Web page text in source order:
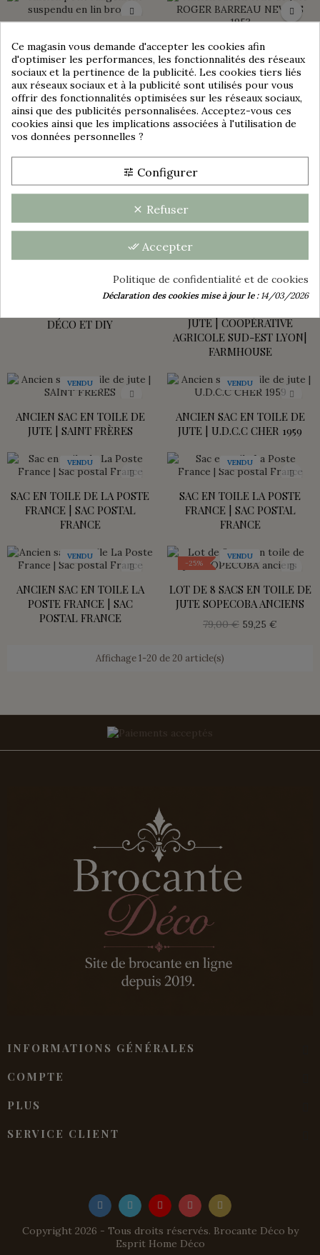
SUSPENDU EN LIN BRODÉ
FAIT MAIN
30,00 €
ANCIEN SAC EN TOILE DE
JUTE ROGER BARREAU
NEVERS 1953
29,00 €
ANCIEN SAC EN TOILE DE
20,00 €
ANCIENS SACS EN TOILE DE
JUTE | SOPECOBA | FONCÉ
OU DÉLAVÉ
Foncé Délavé
VENDU
SAC EN TOILE DE JUTE |
DÉCO ET DIY
VENDU
JUTE | COOPÉRATIVE
AGRICOLE SUD-EST LYON|
FARMHOUSE
VENDU
ANCIEN SAC EN TOILE DE
JUTE | SAINT FRÈRES
VENDU
ANCIEN SAC EN TOILE DE
JUTE | U.D.C.C CHER 1959
VENDU
SAC EN TOILE DE LA POSTE
FRANCE | SAC POSTAL
FRANCE
VENDU
SAC EN TOILE LA POSTE
FRANCE | SAC POSTAL
FRANCE
VENDU
ANCIEN SAC EN TOILE LA
POSTE FRANCE | SAC
POSTAL FRANCE
VENDU
-25%
LOT DE 8 SACS EN TOILE DE
JUTE SOPECOBA ANCIENS
79,00 € 59,25 €
Affichage 1-20 de 20 article(s)
INFORMATIONS GÉNÉRALES
COMPTE
PLUS
SERVICE CLIENT
Copyright 2026 - Tous droits réservés. Brocante Déco by
Esprit Home Déco
Ce magasin vous demande d'accepter les cookies afin
d'optimiser les performances, les fonctionnalités des réseaux
sociaux et la pertinence de la publicité. Les cookies tiers liés
aux réseaux sociaux et à la publicité sont utilisés pour vous
offrir des fonctionnalités optimisées sur les réseaux sociaux,
ainsi que des publicités personnalisées. Acceptez-vous ces
cookies ainsi que les implications associées à l'utilisation de
vos données personnelles ?
tune Configurer
clear Refuser
done_all Accepter
Politique de confidentialité et de cookies
Déclaration des cookies mise à jour le :14/03/2026
Consentement aux cookies